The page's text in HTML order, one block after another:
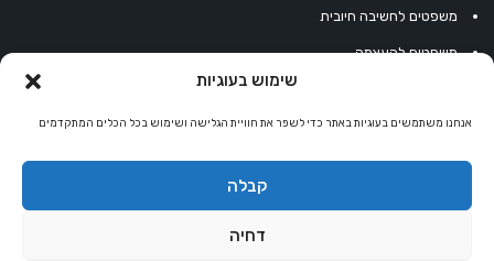
שימוש בעוגיות
אנחנו משתמשים בעוגיות באתר כדי לשפר את חוויית הגלישה ושימוש בכל הכלים המתקדמים
קבלה
דחיה
משפטים לחשיבה חיובית
משפטים להעצמה
מחשבון נומרולוגיה
קריסטלים למזלות